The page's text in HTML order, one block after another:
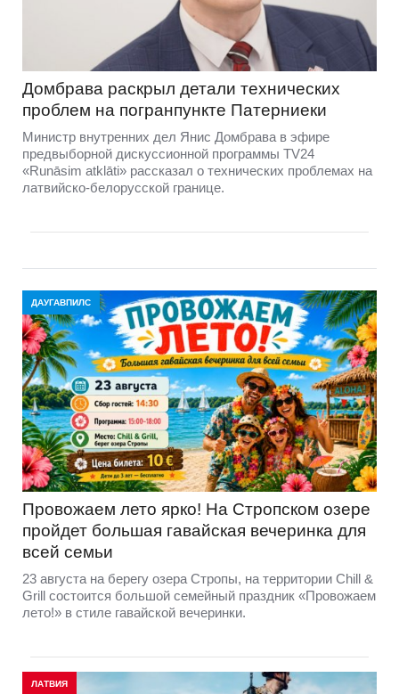
Домбравa раскрыл детали технических
проблем на погранпункте Патерниеки
Министр внутренних дел Янис Домбрава в эфире
предвыборной дискуссионной программы TV24
«Runāsim atklāti» рассказал о технических проблемах на
латвийско-белорусской границе.
ДАУГАВПИЛС
Провожаем лето ярко! На Стропском озере
пройдет большая гавайская вечеринка для
всей семьи
23 августа на берегу озера Стропы, на территории Chill &
Grill состоится большой семейный праздник «Провожаем
лето!» в стиле гавайской вечеринки.
ЛАТВИЯ